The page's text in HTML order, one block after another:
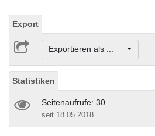
Export
Exportieren als ...
Statistiken
Seitenaufrufe: 30
seit 18.05.2018